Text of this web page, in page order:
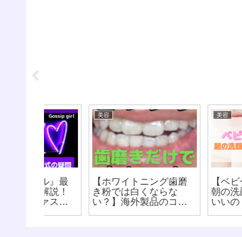
美容
【ホワイトニング歯磨
き粉では白くならな
い？】海外製品のコル
【ベビーオイル
朝の洗顔はどう
いいの？